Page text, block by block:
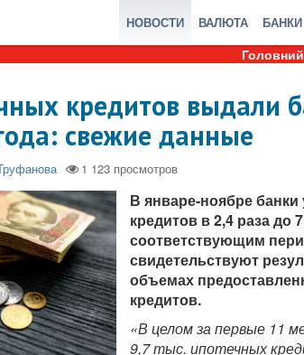
НОВОСТИ ВАЛЮТА БАНКИ
кредитов выдали
свежие данные
В январе-ноябре
кредитов в 2,4 раза до
соответствующим
свидетельствуют
объемах
кредитов.
«В целом за первые 11
9,7 тыс. ипотечных